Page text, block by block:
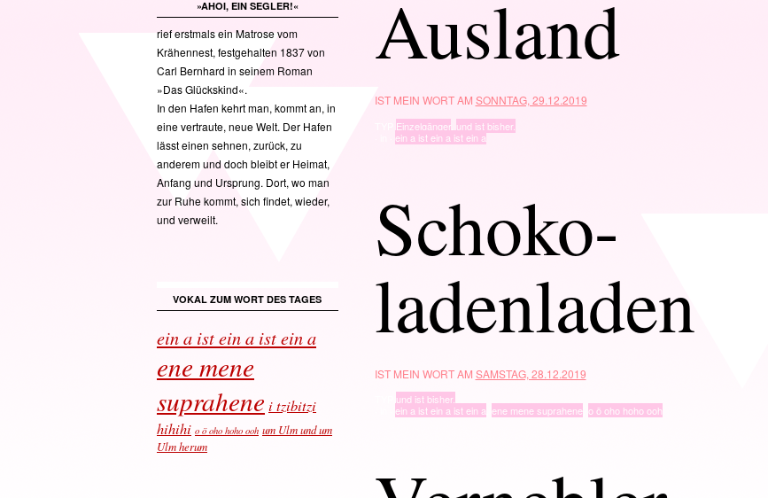
Ausland
IST MEIN WORT AM SONNTAG, 29.12.2019
Einzelgänger, und ist bisher.
ein a ist ein a ist ein a
Schoko-
ladenladen
IST MEIN WORT AM SAMSTAG, 28.12.2019
und ist bisher.
ein a ist ein a ist ein a, ene mene suprahene, o ö oho hoho ooh
»AHOI, EIN SEGLER!«
rief erstmals ein Matrose vom
Krähennest, festgehalten 1837 von
Carl Bernhard in seinem Roman
»Das Glückskind«.
In den Hafen kehrt man, kommt an, in
eine vertraute, neue Welt. Der Hafen
lässt einen sehnen, zurück, zu
anderem und doch bleibt er Heimat,
Anfang und Ursprung. Dort, wo man
zur Ruhe kommt, sich findet, wieder,
und verweilt.
VOKAL ZUM WORT DES TAGES
ein a ist ein a ist ein a
ene mene
suprahene i tzibitzi
hihihi o ö oho hoho ooh um Ulm und um
Ulm herum